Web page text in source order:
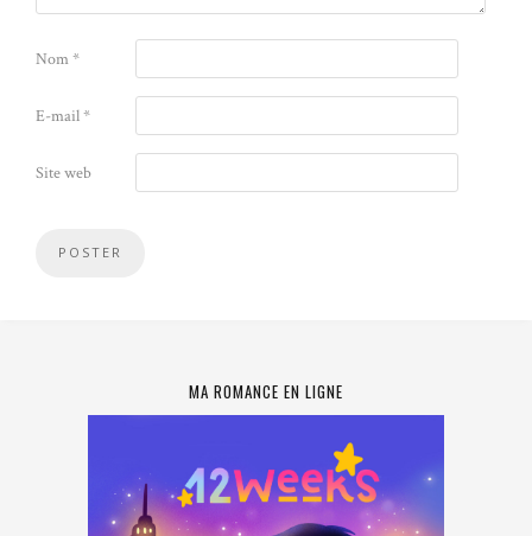
Nom*
E-mail*
Site web
MA ROMANCE EN LIGNE